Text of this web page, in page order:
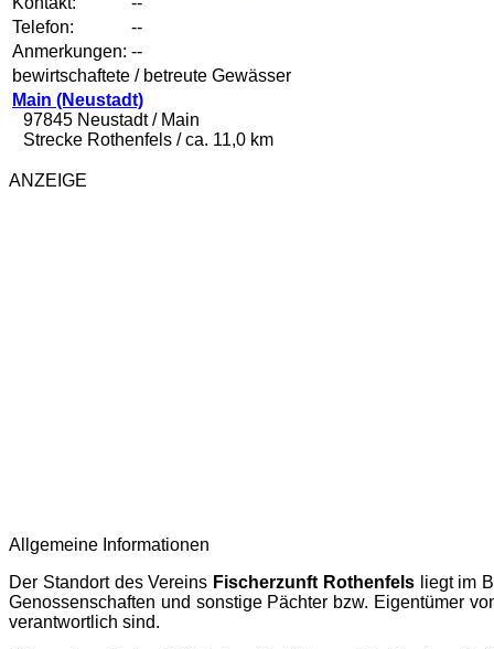
Telefon:
--
Anmerkungen: --
bewirtschaftete / betreute Gewässer
Main (Neustadt)
97845 Neustadt / Main
Strecke Rothenfels / ca. 11,0 km
ANZEIGE
Allgemeine Informationen
Der Standort des Vereins Fischerzunft Rothenfelsliegt im
Genossenschaften und sonstige Pächter bzw. Eigentümer
verantwortlich sind.